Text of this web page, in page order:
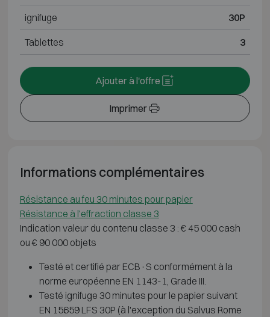
ignifuge 30P
Tablettes 3
Imprimer
Ajouter à l'offre
Informations complémentaires
Résistance au feu 30 minutes pour papier
Résistance à l'effraction classe 3
Indication valeur du contenu classe 3 : € 45 000 cash
ou € 90 000 objets
Testé et certifié par ECB·S conformément à la
norme européenne EN 1143-1, Grade III.
Testé ignifuge 30 minutes pour le papier suivant
EN 15659 LFS 30P (à l'exception du Salvus Rome